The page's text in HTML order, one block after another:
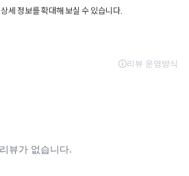
상세 정보를 확대해 보실 수 있습니다.